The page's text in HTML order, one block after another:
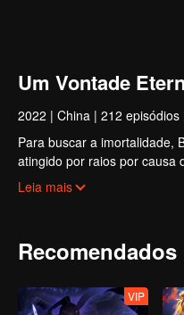
Um Vontade
2022 | China | 212 episódios
Para buscar a imortalidade,
atingido por raios por causa
inúmeras tramas divertidas.
Leia mais
Recomendados
VIP